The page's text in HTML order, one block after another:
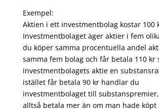
Exempel:
Aktien i ett investmentbolag kostar 100
Investmentbolaget äger aktier i fem
du köper samma procentuella andel
samma fem bolag och får betala 110 kr
investmentbolagets aktie en
istället får betala 90 kr handlar du
investmentbolaget till
alltså betala mer än om man hade köpt